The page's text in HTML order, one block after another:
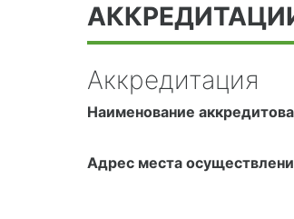
Аккредитация
Наименование
Адрес места